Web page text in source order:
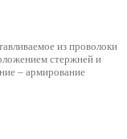
из проволоки
стержней и
– армирование